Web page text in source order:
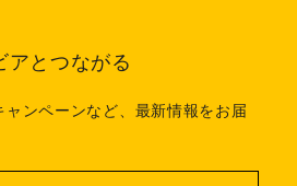
アとつながる
ンペーンなど、最新情報をお届